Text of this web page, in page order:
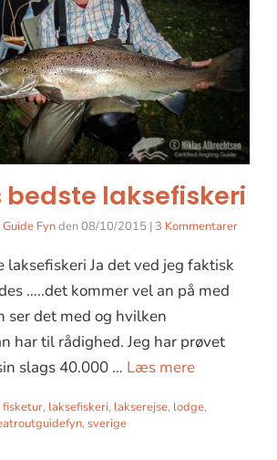
bedste laksefiskeri
Fynden08/10/2015 |3 Kommentarer
laksefiskeri Ja det ved jeg faktisk
…..det kommer vel an på med
ser det med og hvilken
har til rådighed. Jeg har prøvet
slags 40.000 … Læs mere
fisketur, laksefiskeri, lakserejse, lodge,
, sverige